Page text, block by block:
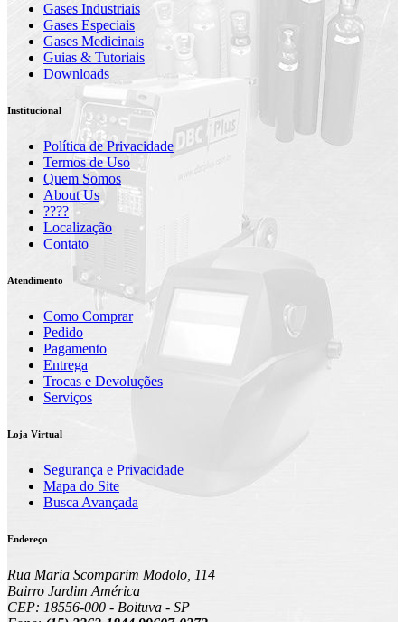
Gases Industriais
Gases Especiais
Gases Medicinais
Guias & Tutoriais
Downloads
Institucional
Política de Privacidade
Termos de Uso
Quem Somos
About Us
????
Localização
Contato
Atendimento
Como Comprar
Pedido
Pagamento
Entrega
Trocas e Devoluções
Serviços
Loja Virtual
Segurança e Privacidade
Mapa do Site
Busca Avançada
Endereço
Rua Maria Scomparim Modolo, 114
Bairro Jardim América
CEP: 18556-000 - Boituva - SP